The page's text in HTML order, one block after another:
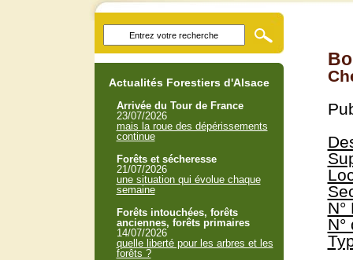
N°
N°
Actualités Forestiers d'Alsace
Arrivée du Tour de France
23/07/2026
mais la roue des dépérissements
continue
Forêts et sécheresse
21/07/2026
une situation qui évolue chaque
semaine
Forêts intouchées, forêts
anciennes, forêts primaires
14/07/2026
quelle liberté pour les arbres et les
forêts ?